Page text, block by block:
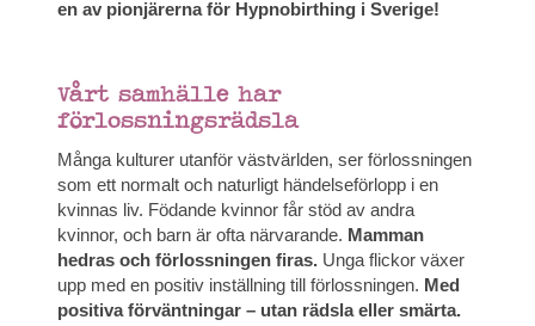
en av pionjärerna för Hypnobirthing i Sverige!
Vårt samhälle har
förlossningsrädsla
Många kulturer utanför västvärlden, ser förlossningen
som ett normalt och naturligt händelseförlopp i en
kvinnas liv. Födande kvinnor får stöd av andra
kvinnor, och barn är ofta närvarande. Mamman
hedras och förlossningen firas.Unga flickor växer
upp med en positiv inställning till förlossningen. Med
positiva förväntningar – utan rädsla eller smärta.